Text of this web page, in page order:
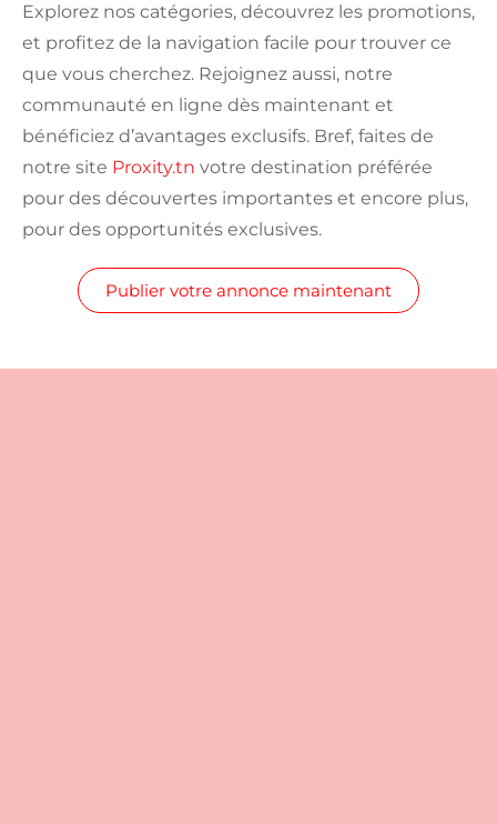
Explorez nos catégories, découvrez les promotions,
et profitez de la navigation facile pour trouver ce
que vous cherchez. Rejoignez aussi, notre
communauté en ligne dès maintenant et
bénéficiez d’avantages exclusifs. Bref, faites de
notre site Proxity.tn votre destination préférée
pour des découvertes importantes et encore plus,
pour des opportunités exclusives.
Publier votre annonce maintenant